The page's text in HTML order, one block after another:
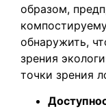
образом,
обнаружить,
зрения
точки зрения